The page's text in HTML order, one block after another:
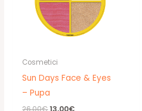
Cosmetici
Sun Days Face & Eyes
– Pupa
26,00€Il
13,00€Il